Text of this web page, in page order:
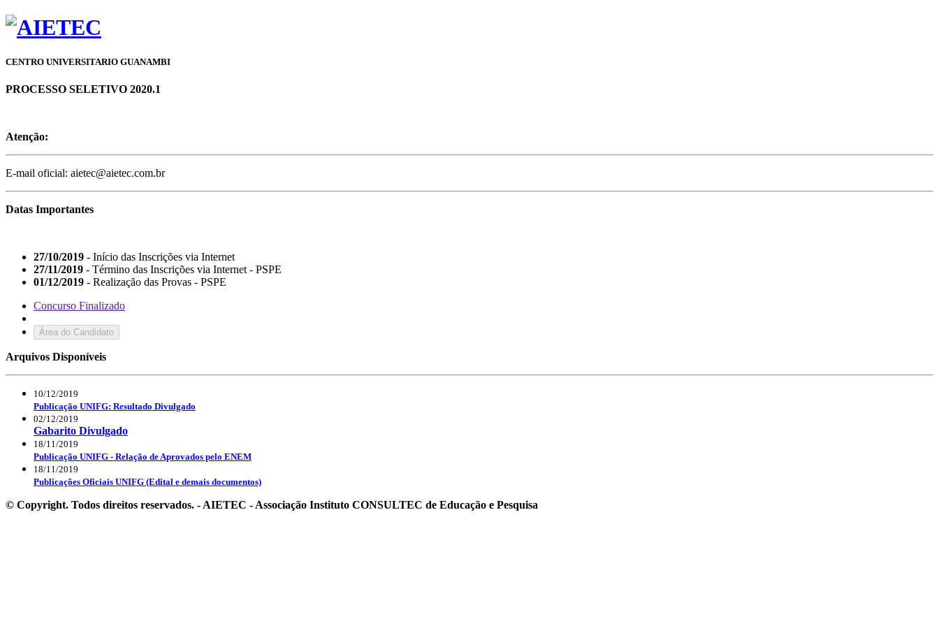
CENTRO UNIVERSITARIO GUANAMBI
PROCESSO SELETIVO 2020.1
Atenção:
E-mail oficial: aietec@aietec.com.br
Datas Importantes
27/10/2019 - Início das Inscrições via Internet
27/11/2019 - Término das Inscrições via Internet - PSPE
01/12/2019 - Realização das Provas - PSPE
Concurso Finalizado
Área do Candidato
Arquivos Disponíveis
10/12/2019
Publicação UNIFG: Resultado Divulgado
02/12/2019
Gabarito Divulgado
18/11/2019
Publicação UNIFG - Relação de Aprovados pelo ENEM
18/11/2019
Publicações Oficiais UNIFG (Edital e demais documentos)
© Copyright. Todos direitos reservados. - AIETEC - Associação Instituto CONSULTEC de Educação e Pesquisa